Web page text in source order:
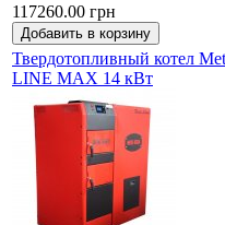
117260.00 грн
Твердотопливный котел
LINE MAX 14 кВт